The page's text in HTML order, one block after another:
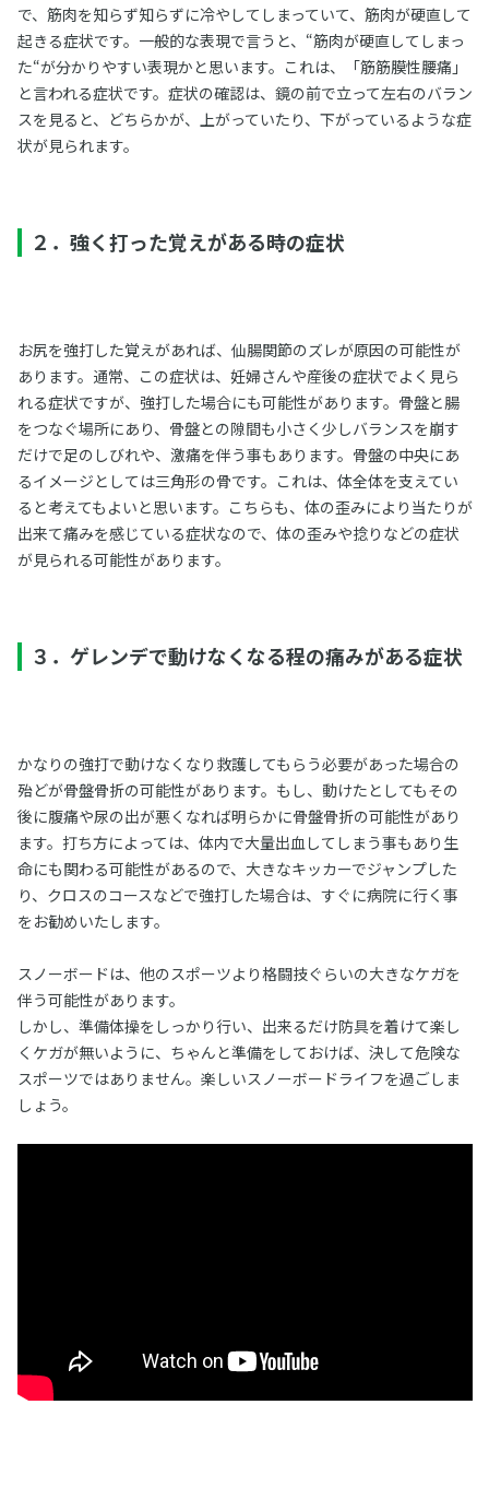
で、筋肉を知らず知らずに冷やしてしまっていて、筋肉が硬直して
起きる症状です。一般的な表現で言うと、“筋肉が硬直してしまっ
た“が分かりやすい表現かと思います。これは、「筋筋膜性腰痛」
と言われる症状です。症状の確認は、鏡の前で立って左右のバラン
スを見ると、どちらかが、上がっていたり、下がっているような症
状が見られます。
２．強く打った覚えがある時の症状
お尻を強打した覚えがあれば、仙腸関節のズレが原因の可能性が
あります。通常、この症状は、妊婦さんや産後の症状でよく見ら
れる症状ですが、強打した場合にも可能性があります。骨盤と腸
をつなぐ場所にあり、骨盤との隙間も小さく少しバランスを崩す
だけで足のしびれや、激痛を伴う事もあります。骨盤の中央にあ
るイメージとしては三角形の骨です。これは、体全体を支えてい
ると考えてもよいと思います。こちらも、体の歪みにより当たりが
出来て痛みを感じている症状なので、体の歪みや捻りなどの症状
が見られる可能性があります。
３．ゲレンデで動けなくなる程の痛みがある症状
かなりの強打で動けなくなり救護してもらう必要があった場合の
殆どが骨盤骨折の可能性があります。もし、動けたとしてもその
後に腹痛や尿の出が悪くなれば明らかに骨盤骨折の可能性があり
ます。打ち方によっては、体内で大量出血してしまう事もあり生
命にも関わる可能性があるので、大きなキッカーでジャンプした
り、クロスのコースなどで強打した場合は、すぐに病院に行く事
をお勧めいたします。
スノーボードは、他のスポーツより格闘技ぐらいの大きなケガを
伴う可能性があります。
しかし、準備体操をしっかり行い、出来るだけ防具を着けて楽し
くケガが無いように、ちゃんと準備をしておけば、決して危険な
スポーツではありません。楽しいスノーボードライフを過ごしま
しょう。